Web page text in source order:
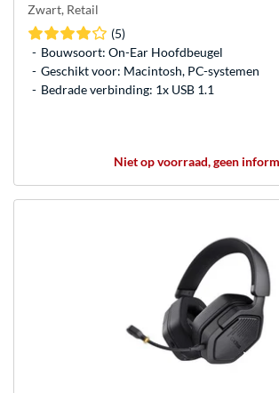
Zwart, Retail
(5)
Bouwsoort: On-Ear Hoofdbeugel
Geschikt voor: Macintosh, PC-systemen
Bedrade verbinding: 1x USB 1.1
Niet op voorraad, geen